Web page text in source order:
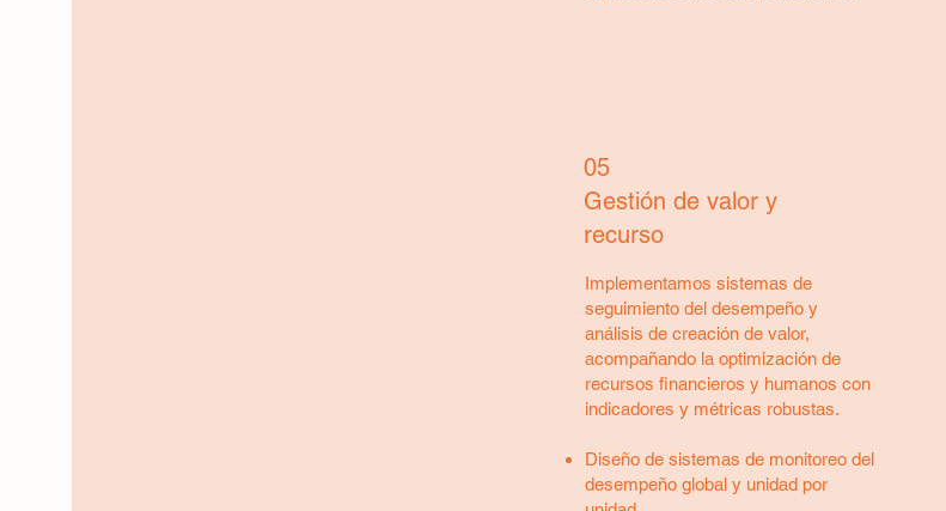
05
Gestión de valor y
recurso
Implementamos sistemas de
seguimiento del desempeño y
análisis de creación de valor,
acompañando la optimización de
recursos financieros y humanos con
indicadores y métricas robustas.
Diseño de sistemas de monitoreo del
desempeño global y unidad por